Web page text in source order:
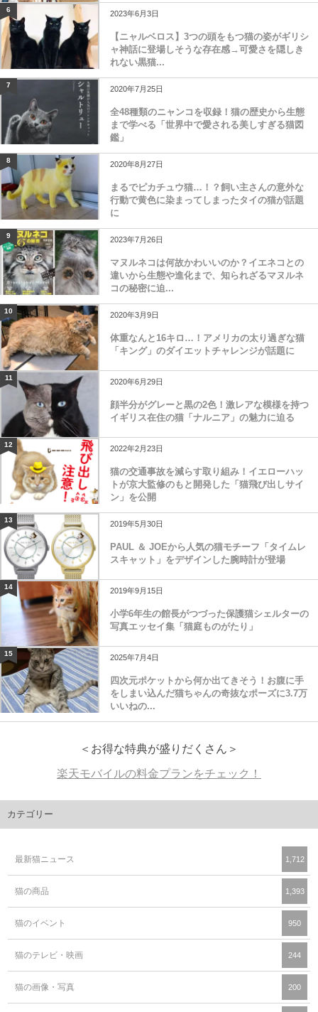
6 2023年6月3日
【ニャルベロス】3つの頭をもつ猫の姿がギリシ
ャ神話に登場しそうな存在感→可愛さを隠しき
れない黒猫...
7 2020年7月25日
全48種類のニャンコを収録！猫の歴史から生態
まで学べる「世界中で愛される美しすぎる猫図
鑑」
8 2020年8月27日
まるでピカチュウ猫…！？飼い主さんの意外な
行動で黄色に染まってしまったタイの猫が話題
に
9 2023年7月26日
マヌルネコは何故かわいいのか？イエネコとの
違いから生態や進化まで、知られざるマヌルネ
コの秘密に迫...
10 2020年3月9日
体重なんと16キロ…！アメリカの太り過ぎな猫
「キング」のダイエットチャレンジが話題に
11 2020年6月29日
顔半分がグレーと黒の2色！激レアな模様を持つ
イギリス在住の猫「ナルニア」の魅力に迫る
12 2022年2月23日
猫の交通事故を減らす取り組み！イエローハッ
トが京大監修のもと開発した「猫飛び出しサイ
ン」を公開
13 2019年5月30日
PAUL ＆ JOEから人気の猫モチーフ「タイムレ
スキャット」をデザインした腕時計が登場
14 2019年9月15日
小学6年生の館長がつづった保護猫シェルターの
写真エッセイ集「猫庭ものがたり」
15 2025年7月4日
四次元ポケットから何か出てきそう！お腹に手
をしまい込んだ猫ちゃんの奇抜なポーズに3.7万
いいねの...
＜お得な特典が盛りだくさん＞
楽天モバイルの料金プランをチェック！
カテゴリー
最新猫ニュース 1,712
猫の商品 1,393
猫のイベント 950
猫のテレビ・映画 244
猫の画像・写真 200